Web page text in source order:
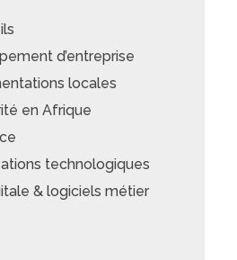
d’entreprise
locales
en Afrique
technologiques
& logiciels métier